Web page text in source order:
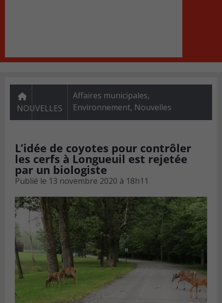
NOUVELLES
Affaires municipales,
Environnement, Nouvelles
L’idée de coyotes pour contrôler
les cerfs à Longueuil est rejetée
par un biologiste
Publié le 13 novembre 2020 à 18h11